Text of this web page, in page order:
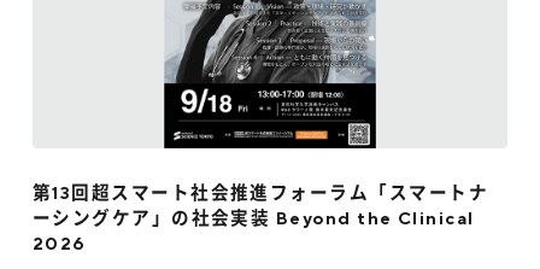
第13回超スマート社会推進フォーラム「スマートナ
ーシングケア」の社会実装 Beyond the Clinical
2026